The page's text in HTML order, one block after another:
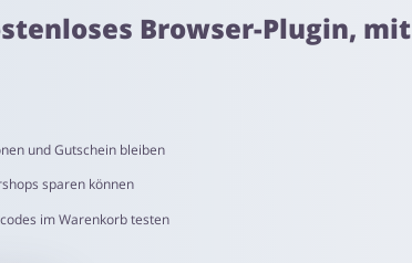
von 2 Stunden bis 4 Tage angezeigt
Browser-Plugin, mit
und Gutschein bleiben
sparen können
im Warenkorb testen